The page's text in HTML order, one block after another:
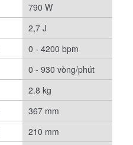
790 W
2,7 J
0 - 4200 bpm
0 - 930 vòng/phút
2.8 kg
367 mm
210 mm